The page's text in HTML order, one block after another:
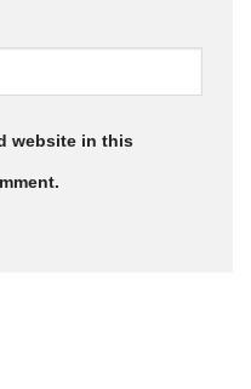
website in this